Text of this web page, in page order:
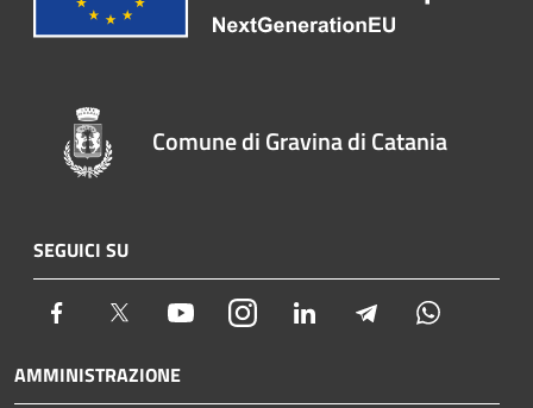
Comune di Gravina di Catania
SEGUICI SU
Facebook Twitter YoutubeInstagram LinkedIn Telegram
AMMINISTRAZIONE